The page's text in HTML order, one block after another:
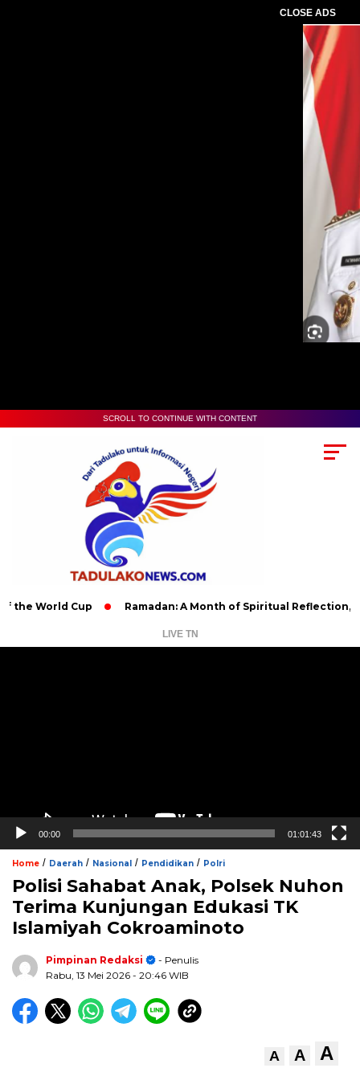
CLOSE ADS
SCROLL TO CONTINUE WITH CONTENT
Cup Ramadan: A Month of Spiritual Reflection,
LIVE TN
00:00 01:01:43
Home / Daerah / Nasional / Pendidikan / Polri
Polisi Sahabat Anak, Polsek Nuhon
Terima Kunjungan Edukasi TK
Islamiyah Cokroaminoto
Pimpinan Redaksi
- Penulis
Rabu, 13 Mei 2026 - 20:46 WIB
A A A